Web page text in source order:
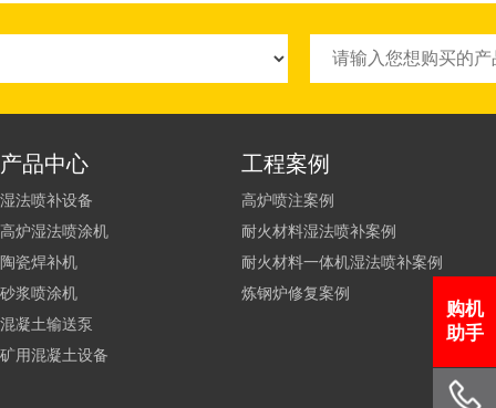
产品中心
湿法喷补设备
高炉湿法喷涂机
陶瓷焊补机
砂浆喷涂机
混凝土输送泵
矿用混凝土设备
工程案例
高炉喷注案例
耐火材料湿法喷补案例
耐火材料一体机湿法喷补案例
炼钢炉修复案例
购机
助手